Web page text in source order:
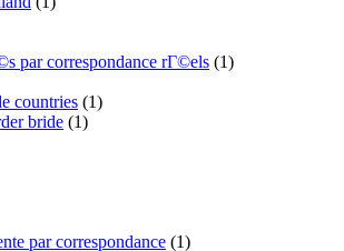
par correspondance rГ©els (1)
countries (1)
bride (1)
par correspondance (1)